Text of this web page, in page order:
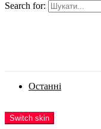
Search for:
Останні
Switch skin